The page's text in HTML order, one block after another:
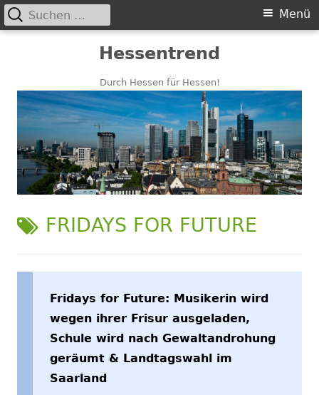
Hessentrend
Durch Hessen für Hessen!
Primäres
Menü
Suchen
nach:
SCHLAGWORT:
FRIDAYS FOR FUTURE
Fridays for Future: Musikerin wird
wegen ihrer Frisur ausgeladen,
Schule wird nach Gewaltandrohung
geräumt & Landtagswahl im
Saarland